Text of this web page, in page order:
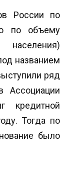
России по
по объему
названием
ряд
Ассоциации
кредитной
Тогда по
было